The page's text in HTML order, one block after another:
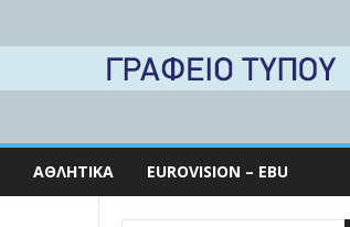
ΑΘΛΗΤΙΚΆ EUROVISION – EBU